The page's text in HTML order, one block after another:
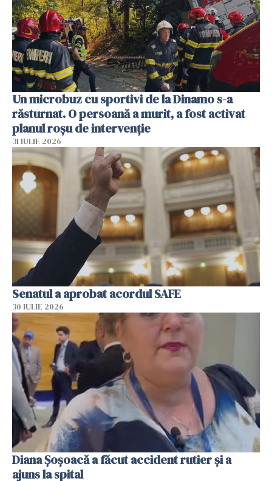
Un microbuz cu sportivi de la Dinamo s-a
răsturnat. O persoană a murit, a fost activat
planul roșu de intervenție
31 IULIE 2026
Senatul a aprobat acordul SAFE
30 IULIE 2026
Diana Șoșoacă a făcut accident rutier și a
ajuns la spital